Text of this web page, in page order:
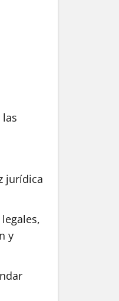
jurídica
y